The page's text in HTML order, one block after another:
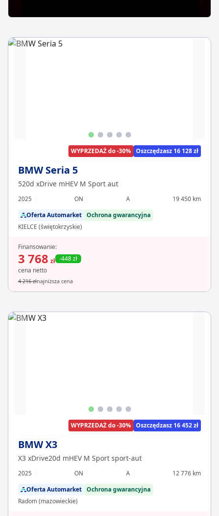
WYPRZEDAŻ do -30% Oszczędzasz 16 128 zł
BMW Seria 5
520d xDrive mHEV M Sport aut
2025 ON A
19 450 km
Oferta Automarket Ochrona gwarancyjna
KIELCE (świętokrzyskie)
Finansowanie:
3 768 zł -448 zł
cena netto
4 216 złnajniższa cena
WYPRZEDAŻ do -30% Oszczędzasz 16 452 zł
BMW X3
X3 xDrive20d mHEV M Sport sport-aut
2025 ON A
12 776 km
Oferta Automarket Ochrona gwarancyjna
Radom (mazowieckie)